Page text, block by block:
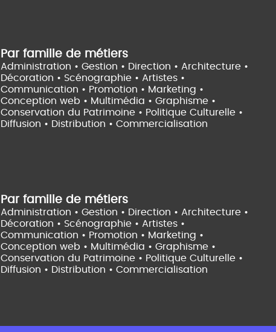
Par famille de métiers
Administration • Gestion • Direction • Architecture •
Décoration • Scénographie • Artistes •
Communication • Promotion • Marketing •
Conception web • Multimédia • Graphisme •
Conservation du Patrimoine • Politique Culturelle •
Diffusion • Distribution • Commercialisation
Par famille de métiers
Administration • Gestion • Direction • Architecture •
Décoration • Scénographie • Artistes •
Communication • Promotion • Marketing •
Conception web • Multimédia • Graphisme •
Conservation du Patrimoine • Politique Culturelle •
Diffusion • Distribution • Commercialisation